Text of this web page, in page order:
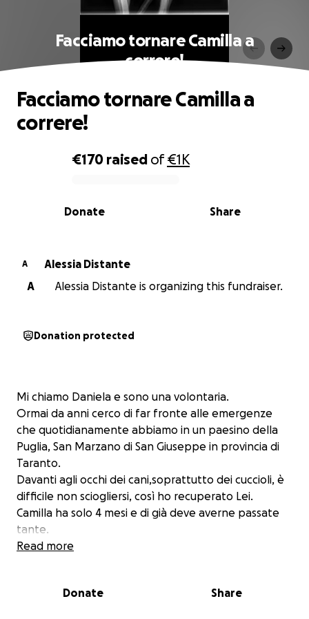
Facciamo tornare Camilla a
correre!
0% complete
€170 raised of€1K
Share
Donate
Facciamo tornare Camilla a
correre!
A
Alessia Distante
A
Alessia Distante is organizing this fundraiser.
Donation protected
Mi chiamo Daniela e sono una volontaria.
Ormai da anni cerco di far fronte alle emergenze
che quotidianamente abbiamo in un paesino della
Puglia, San Marzano di San Giuseppe in provincia di
Taranto.
Davanti agli occhi dei cani,soprattutto dei cuccioli, è
difficile non sciogliersi, così ho recuperato Lei.
Camilla ha solo 4 mesi e di già deve averne passate
tante.
Investita ha riportato numerose fratture
Immagino il dolore ,Immagino i suoi guaiti e nessuno
Read more
Donate Share